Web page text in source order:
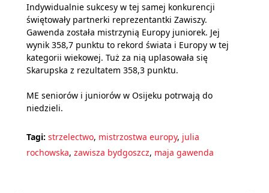
Indywidualnie sukcesy w tej samej konkurencji
świętowały partnerki reprezentantki Zawiszy.
Gawenda została mistrzynią Europy juniorek. Jej
wynik 358,7 punktu to rekord świata i Europy w tej
kategorii wiekowej. Tuż za nią uplasowała się
Skarupska z rezultatem 358,3 punktu.
ME seniorów i juniorów w Osijeku potrwają do
niedzieli.
Tagi: strzelectwo, mistrzostwa europy, julia
rochowska, zawisza bydgoszcz, maja gawenda